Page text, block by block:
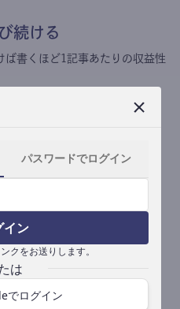
パスワードでログイン
イン
クをお送りします。
でログイン
続ける
ば書くほど1記事あたりの収益性